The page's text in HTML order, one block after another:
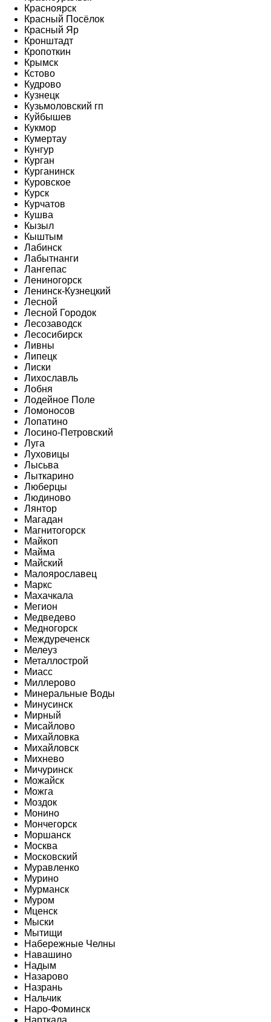
Красноярск
Красный Посёлок
Красный Яр
Кронштадт
Кропоткин
Крымск
Кстово
Кудрово
Кузнецк
Кузьмоловский гп
Куйбышев
Кукмор
Кумертау
Кунгур
Курган
Курганинск
Куровское
Курск
Курчатов
Кушва
Кызыл
Кыштым
Лабинск
Лабытнанги
Лангепас
Лениногорск
Ленинск-Кузнецкий
Лесной
Лесной Городок
Лесозаводск
Лесосибирск
Ливны
Липецк
Лиски
Лихославль
Лобня
Лодейное Поле
Ломоносов
Лопатино
Лосино-Петровский
Луга
Луховицы
Лысьва
Лыткарино
Люберцы
Людиново
Лянтор
Магадан
Магнитогорск
Майкоп
Майма
Майский
Малоярославец
Маркс
Махачкала
Мегион
Медведево
Медногорск
Междуреченск
Мелеуз
Металлострой
Миасс
Миллерово
Минеральные Воды
Минусинск
Мирный
Мисайлово
Михайловка
Михайловск
Михнево
Мичуринск
Можайск
Можга
Моздок
Монино
Мончегорск
Моршанск
Москва
Московский
Муравленко
Мурино
Мурманск
Муром
Мценск
Мыски
Мытищи
Набережные Челны
Навашино
Надым
Назарово
Назрань
Нальчик
Наро-Фоминск
Нарткала